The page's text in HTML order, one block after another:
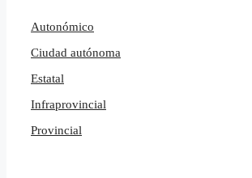
Autonómico
Ciudad autónoma
Estatal
Infraprovincial
Provincial